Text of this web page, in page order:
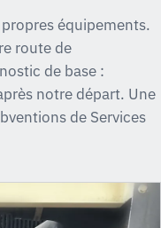
équipements.
route de
de base :
notre départ. Une
de Services